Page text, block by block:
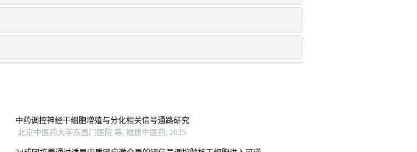
中药调控神经干细胞增殖与分化相关信号通路研究
北京中医药大学东直门医院 等, 福建中医药, 2025